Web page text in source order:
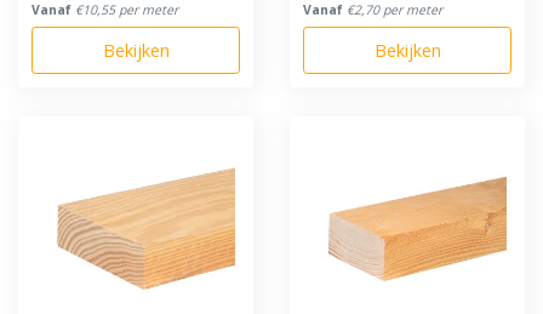
Vanaf €10,55 per meter
Bekijken
Vanaf €2,70 per meter
Bekijken